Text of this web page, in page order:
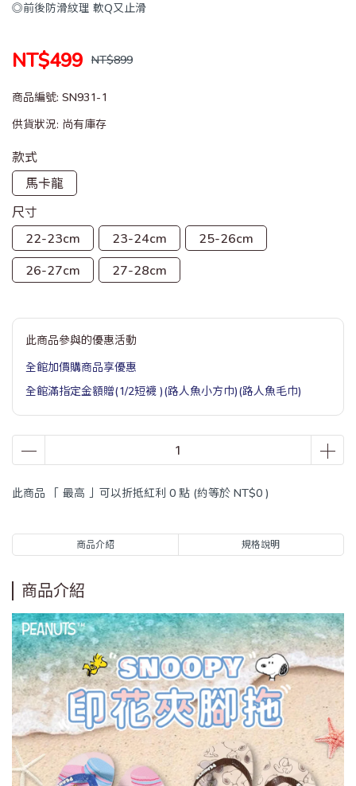
◎前後防滑紋理 軟Q又止滑
NT$499 NT$899
商品編號: SN931-1
供貨狀況: 尚有庫存
款式
馬卡龍
尺寸
22-23cm
23-24cm 25-26cm
26-27cm 27-28cm
此商品參與的優惠活動
全館加價購商品享優惠
全館滿指定金額贈(1/2短襪 )(路人魚小方巾)(路人魚毛巾)
此商品 「 最高 」可以折抵紅利 0 點 (約等於 NT$0 )
商品介紹 規格說明
商品介紹